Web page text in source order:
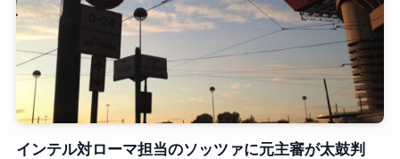
インテル対ローマ担当のソッツァに元主審が太鼓判